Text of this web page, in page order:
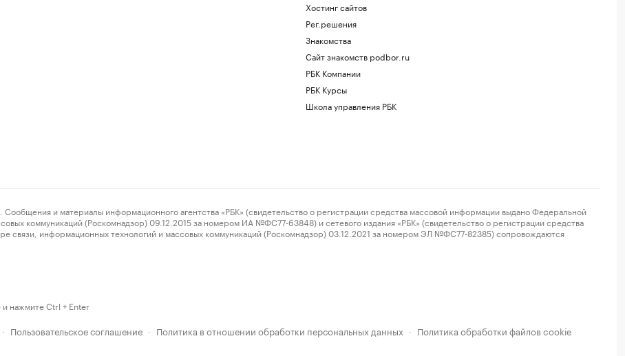
Хостинг сайтов
Рег.решения
Знакомства
Сайт знакомств podbor.ru
РБК Компании
РБК Курсы
Школа управления РБК
и материалы информационного агентства «РБК» (свидетельство о регистрации средства массовой информации выдано Федеральной
коммуникаций (Роскомнадзор) 09.12.2015 за номером ИА №ФС77-63848) и сетевого издания «РБК» (свидетельство о регистрации средства
связи, информационных технологий и массовых коммуникаций (Роскомнадзор) 03.12.2021 за номером ЭЛ №ФС77-82385) сопровождаются
и нажмите Ctrl + Enter
· Пользовательское соглашение · Политика в отношении обработки персональных данных · Политика обработки файлов cookie